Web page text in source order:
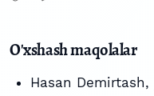
O'xshash maqolalar
Hasan Demirtash,